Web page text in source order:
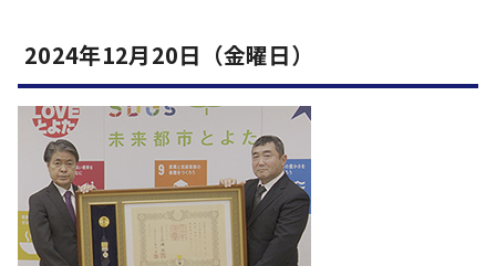
2024年12月20日（金曜日）